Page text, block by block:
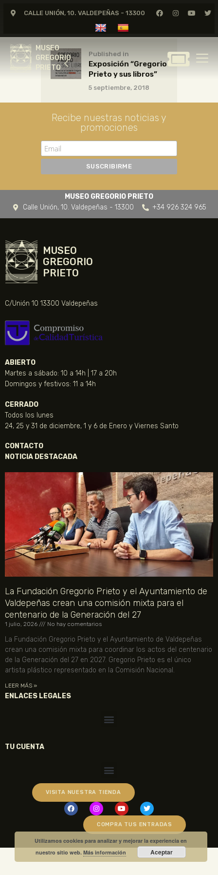
CALLE UNIÓN, 10. VALDEPEÑAS - 13300
MUSEO
GREGORIO
PRIETO
MUSEO
GREGORIO
GREGORIO PRIETO
CERTAMEN DE DIBUJO
FUNDACIÓN
TIENDA
NOTICIAS
Published in
Exposición “Gregorio
Prieto y sus libros”
5 septiembre, 2018
Recibe nuestras noticias y
promociones
MUSEO GREGORIO PRIETO
Calle Unión, 10. Valdepeñas - 13300
+34 926 324 965
MUSEO
GREGORIO
PRIETO
C/Unión 10 13300 Valdepeñas
ABIERTO
Martes a sábado: 10 a 14h | 17 a 20h
Domingos y festivos: 11 a 14h
CERRADO
Todos los lunes
24, 25 y 31 de diciembre, 1 y 6 de Enero y Viernes Santo
CONTACTO
NOTICIA DESTACADA
La Fundación Gregorio Prieto y el Ayuntamiento de
Valdepeñas crean una comisión mixta para el
centenario de la Generación del 27
1 julio, 2026 No hay comentarios
La Fundación Gregorio Prieto y el Ayuntamiento de Valdepeñas
crean una comisión mixta para coordinar los actos del centenario
de la Generación del 27 en 2027. Gregorio Prieto es el único
artista plástico representado en la Comisión Nacional.
LEER MÁS »
ENLACES LEGALES
TU CUENTA
VISITA NUESTRA TIENDA
COMPRA TUS ENTRADAS
Utilizamos cookies para analizar y mejorar la experiencia en
nuestro sitio web.Más información Aceptar